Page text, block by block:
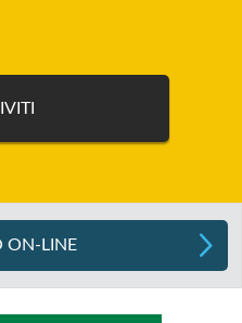
ON-LINE